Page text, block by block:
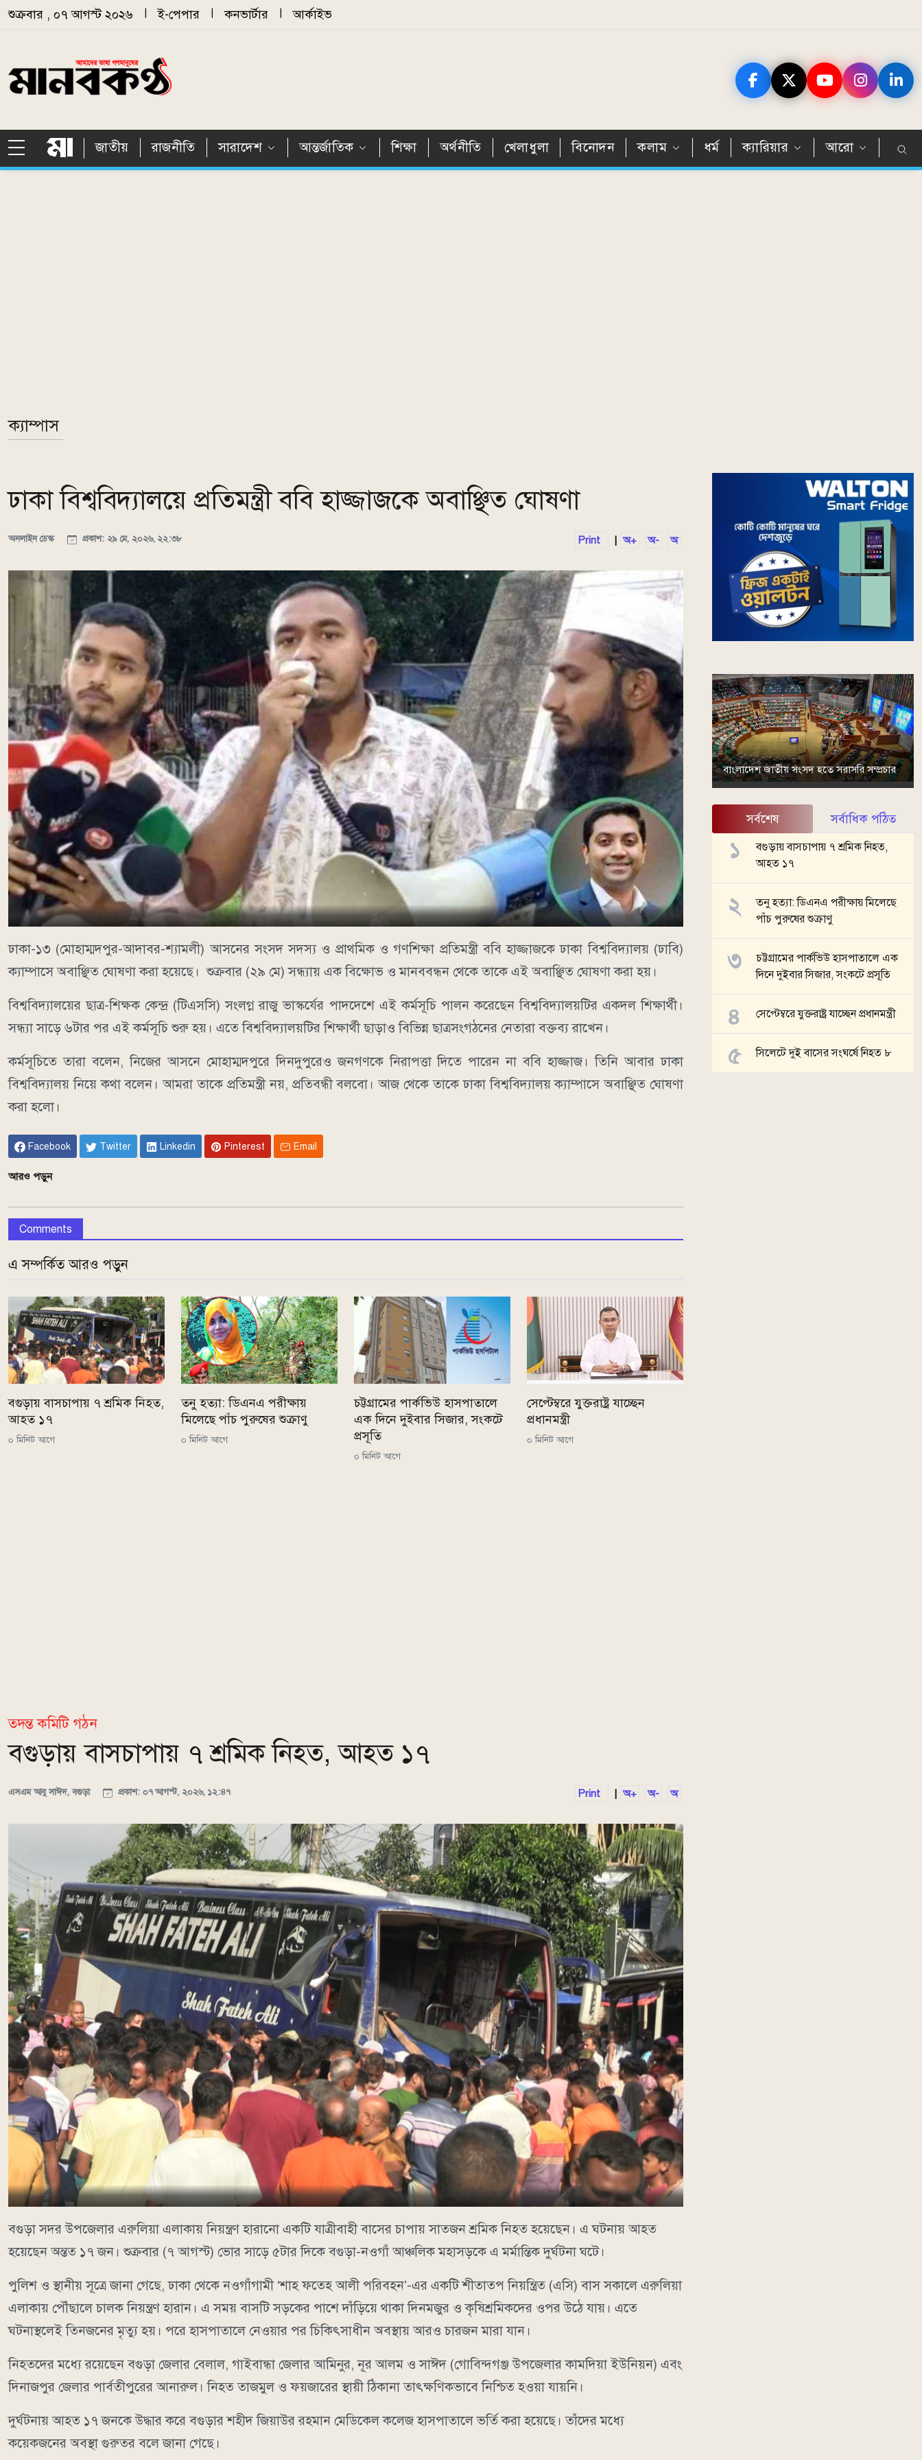
Skip to main content
শুক্রবার , ০৭ আগস্ট ২০২৬ ই-পেপার কনভার্টার আর্কাইভ
জাতীয় রাজনীতি সারাদেশ আন্তর্জাতিক শিক্ষা অর্থনীতি খেলাধুলা বিনোদন কলাম ধর্ম ক্যারিয়ার আরো
ক্যাম্পাস
ঢাকা বিশ্ববিদ্যালয়ে প্রতিমন্ত্রী ববি হাজ্জাজকে অবাঞ্ছিত ঘোষণা
অনলাইন ডেস্ক প্রকাশ: ২৯ মে, ২০২৬, ২২:৩৮ Print অ+ অ- অ
ঢাকা-১৩ (মোহাম্মদপুর-আদাবর-শ্যামলী) আসনের সংসদ সদস্য ও প্রাথমিক ও গণশিক্ষা প্রতিমন্ত্রী ববি হাজ্জাজকে ঢাকা বিশ্ববিদ্যালয় (ঢাবি)
ক্যাম্পাসে অবাঞ্ছিত ঘোষণা করা হয়েছে। শুক্রবার (২৯ মে) সন্ধ্যায় এক বিক্ষোভ ও মানববন্ধন থেকে তাকে এই অবাঞ্ছিত ঘোষণা করা হয়।
বিশ্ববিদ্যালয়ের ছাত্র-শিক্ষক কেন্দ্র (টিএসসি) সংলগ্ন রাজু ভাস্কর্যের পাদদেশে এই কর্মসূচি পালন করেছেন বিশ্ববিদ্যালয়টির একদল শিক্ষার্থী।
সন্ধ্যা সাড়ে ৬টার পর এই কর্মসূচি শুরু হয়। এতে বিশ্ববিদ্যালয়টির শিক্ষার্থী ছাড়াও বিভিন্ন ছাত্রসংগঠনের নেতারা বক্তব্য রাখেন।
কর্মসূচিতে তারা বলেন, নিজের আসনে মোহাম্মদপুরে দিনদুপুরেও জনগণকে নিরাপত্তা দিতে পারেন না ববি হাজ্জাজ। তিনি আবার ঢাকা
বিশ্ববিদ্যালয় নিয়ে কথা বলেন। আমরা তাকে প্রতিমন্ত্রী নয়, প্রতিবন্ধী বলবো। আজ থেকে তাকে ঢাকা বিশ্ববিদ্যালয় ক্যাম্পাসে অবাঞ্ছিত ঘোষণা
করা হলো।
Facebook Twitter Linkedin Pinterest Email
আরও পড়ুন
Comments
এ সম্পর্কিত আরও পড়ুন
বগুড়ায় বাসচাপায় ৭ শ্রমিক নিহত,
আহত ১৭
০ মিনিট আগে
তনু হত্যা: ডিএনএ পরীক্ষায়
মিলেছে পাঁচ পুরুষের শুক্রাণু
০ মিনিট আগে
চট্টগ্রামের পার্কভিউ হাসপাতালে
এক দিনে দুইবার সিজার, সংকটে
প্রসূতি
০ মিনিট আগে
সেপ্টেম্বরে যুক্তরাষ্ট্র যাচ্ছেন
প্রধানমন্ত্রী
০ মিনিট আগে
তদন্ত কমিটি গঠন
বগুড়ায় বাসচাপায় ৭ শ্রমিক নিহত, আহত ১৭
এসএম আবু সাঈদ, বগুড়া প্রকাশ: ০৭ আগস্ট, ২০২৬, ১২:৪৭ Print অ+ অ- অ
বগুড়া সদর উপজেলার এরুলিয়া এলাকায় নিয়ন্ত্রণ হারানো একটি যাত্রীবাহী বাসের চাপায় সাতজন শ্রমিক নিহত হয়েছেন। এ ঘটনায় আহত
হয়েছেন অন্তত ১৭ জন। শুক্রবার (৭ আগস্ট) ভোর সাড়ে ৫টার দিকে বগুড়া-নওগাঁ আঞ্চলিক মহাসড়কে এ মর্মান্তিক দুর্ঘটনা ঘটে।
পুলিশ ও স্থানীয় সূত্রে জানা গেছে, ঢাকা থেকে নওগাঁগামী ‘শাহ ফতেহ আলী পরিবহন’-এর একটি শীতাতপ নিয়ন্ত্রিত (এসি) বাস সকালে এরুলিয়া
এলাকায় পৌঁছালে চালক নিয়ন্ত্রণ হারান। এ সময় বাসটি সড়কের পাশে দাঁড়িয়ে থাকা দিনমজুর ও কৃষিশ্রমিকদের ওপর উঠে যায়। এতে
ঘটনাস্থলেই তিনজনের মৃত্যু হয়। পরে হাসপাতালে নেওয়ার পর চিকিৎসাধীন অবস্থায় আরও চারজন মারা যান।
নিহতদের মধ্যে রয়েছেন বগুড়া জেলার বেলাল, গাইবান্ধা জেলার আমিনুর, নূর আলম ও সাঈদ (গোবিন্দগঞ্জ উপজেলার কামদিয়া ইউনিয়ন) এবং
দিনাজপুর জেলার পার্বতীপুরের আনারুল। নিহত তাজমুল ও ফয়জারের স্থায়ী ঠিকানা তাৎক্ষণিকভাবে নিশ্চিত হওয়া যায়নি।
দুর্ঘটনায় আহত ১৭ জনকে উদ্ধার করে বগুড়ার শহীদ জিয়াউর রহমান মেডিকেল কলেজ হাসপাতালে ভর্তি করা হয়েছে। তাঁদের মধ্যে
কয়েকজনের অবস্থা গুরুতর বলে জানা গেছে।
বাংলাদেশ জাতীয় সংসদ হতে সরাসরি সম্প্রচার
সর্বশেষ সর্বাধিক পঠিত
বগুড়ায় বাসচাপায় ৭ শ্রমিক নিহত,
আহত ১৭
তনু হত্যা: ডিএনএ পরীক্ষায় মিলেছে
পাঁচ পুরুষের শুক্রাণু
চট্টগ্রামের পার্কভিউ হাসপাতালে এক
দিনে দুইবার সিজার, সংকটে প্রসূতি
সেপ্টেম্বরে যুক্তরাষ্ট্র যাচ্ছেন প্রধানমন্ত্রী
সিলেটে দুই বাসের সংঘর্ষে নিহত ৮